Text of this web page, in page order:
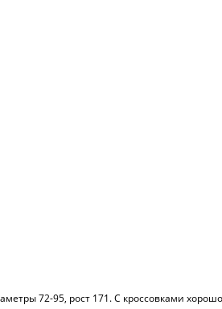
72-95, рост 171. С кроссовками